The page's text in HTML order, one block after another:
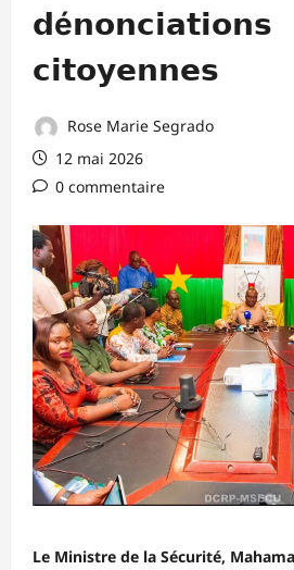
𝗱é𝗻𝗼𝗻𝗰𝗶𝗮𝘁𝗶𝗼𝗻𝘀
𝗰𝗶𝘁𝗼𝘆𝗲𝗻𝗻𝗲𝘀
Rose Marie Segrado
12 mai 2026
0 commentaire
Le Ministre de la Sécurité,